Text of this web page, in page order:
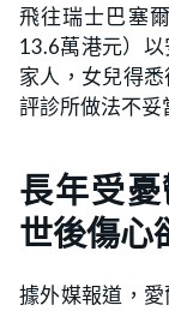
飛往瑞士巴塞
13.6萬港元）
家人，女兒得
評診所做法不妥
長年受
世後傷心
據外媒報道，